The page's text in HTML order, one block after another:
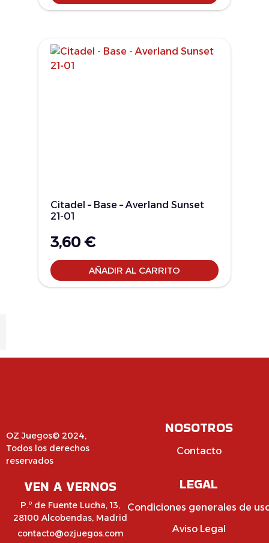
Citadel – Base – Averland Sunset
21-01
3,60 €
AÑADIR AL CARRITO
OZ Juegos© 2024,
Todos los derechos
reservados
VEN A VERNOS
P.º de Fuente Lucha, 13,
28100 Alcobendas, Madrid
contacto@ozjuegos.com
NOSOTROS
Contacto
LEGAL
Condiciones generales de
Aviso Legal